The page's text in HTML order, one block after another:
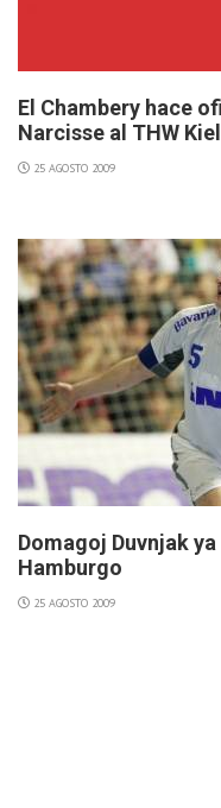
El Chambery hace
Narcisse al THW Kiel
25 AGOSTO 2009
Domagoj Duvnjak
Hamburgo
25 AGOSTO 2009